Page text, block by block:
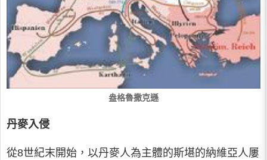
盎格魯撒克遜
丹麥入侵
從8世紀末開始，以丹麥人為主體的斯堪的納維亞人屢